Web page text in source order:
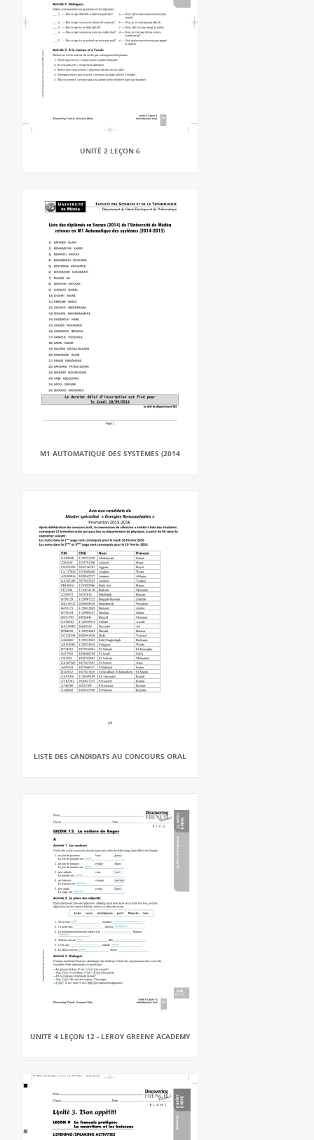
UNITÉ 2 LEÇON 6
M1 AUTOMATIQUE DES SYSTÈMES (2014
LISTE DES CANDIDATS AU CONCOURS ORAL
UNITÉ 4 LEÇON 12 - LEROY GREENE ACADEMY